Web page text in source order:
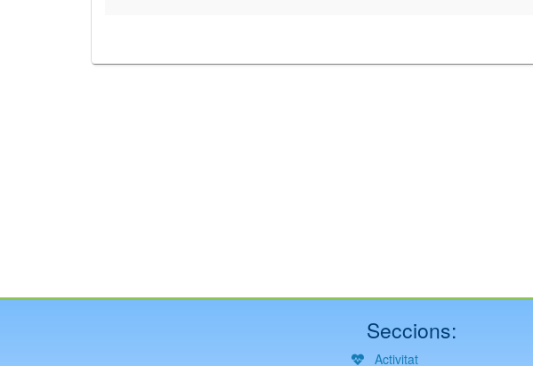
Seccions:
Activitat